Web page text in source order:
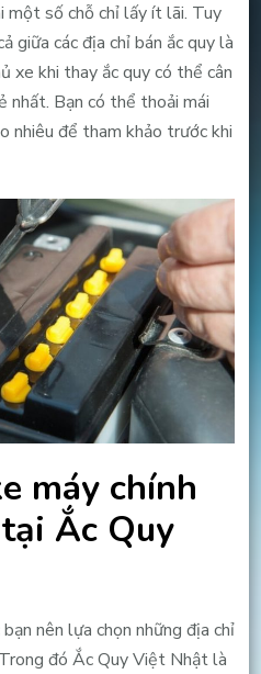
số chỗ chỉ lấy ít lãi. Tuy
giữa các địa chỉ bán ắc quy là
xe khi thay ắc quy có thể cân
nhất. Bạn có thể thoải mái
nhiêu để tham khảo trước khi
máy chính
Ắc Quy
nên lựa chọn những địa chỉ
đó Ắc Quy Việt Nhật là